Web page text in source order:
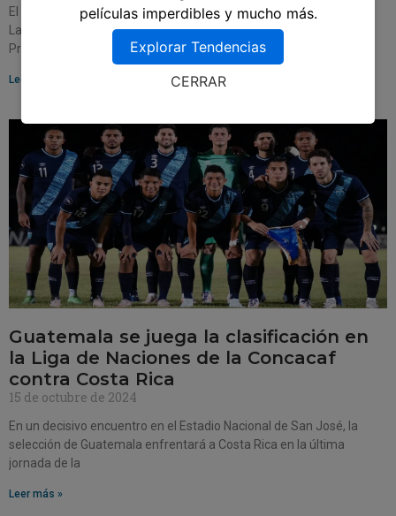
El inminente enfrentamiento entre Real Madrid y Barcelona en
LaLiga 2024/25 promete ser más que un simple partido de fútbol.
Programado para el 26 de
Leer más »
Guatemala se juega la clasificación en
la Liga de Naciones de la Concacaf
contra Costa Rica
15 de octubre de 2024
En un decisivo encuentro en el Estadio Nacional de San José, la
selección de Guatemala enfrentará a Costa Rica en la última
jornada de la
Leer más »
películas imperdibles y mucho más.
Explorar Tendencias
CERRAR